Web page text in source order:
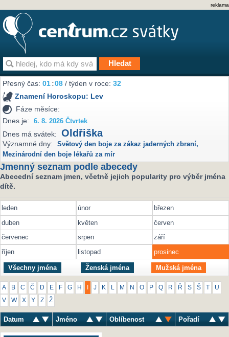
reklama
Přesný čas:01:08 / týden v roce:32
Znamení Horoskopu: Lev
Fáze měsíce:
Dnes je:
6. 8. 2026 Čtvrtek
Dnes má svátek: Oldřiška
Významné dny: Světový den boje za zákaz jaderných zbraní,
Mezinárodní den boje lékařů za mír
Jmenný seznam podle abecedy
Abecední seznam jmen, včetně jejich popularity pro výběr jména
dítě.
leden únor
březen
duben
květen
červen
červenec
srpen
září
říjen
listopad prosinec
Všechny jména Ženská jména Mužská jména
A B C Č D E F G H J K M N O P Q R Ř S Š U
V W X Y Z Ž
Datum Jméno Oblíbenost Pořadí